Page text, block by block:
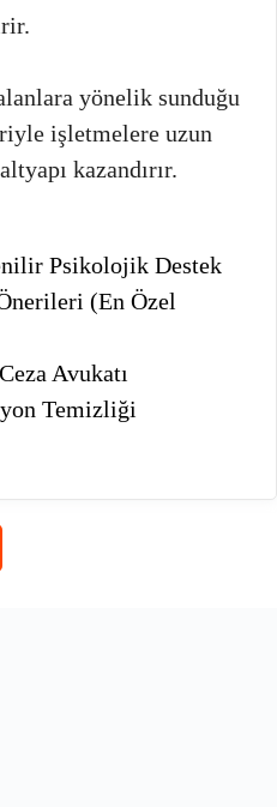
yönelik sunduğu
işletmelere uzun
kazandırır.
Psikolojik Destek
(En Özel
Avukatı
Temizliği